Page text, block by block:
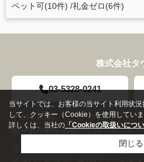
ペット可(10件) 礼金ゼロ(6件)
株式会社タ
03-5328-0241
〒164-0001
当サイトでは、お客様の当サイト利用状
して、クッキー（Cookie）を使用していま
詳しくは、当社の 「Cookieの取扱いについ
閉じる